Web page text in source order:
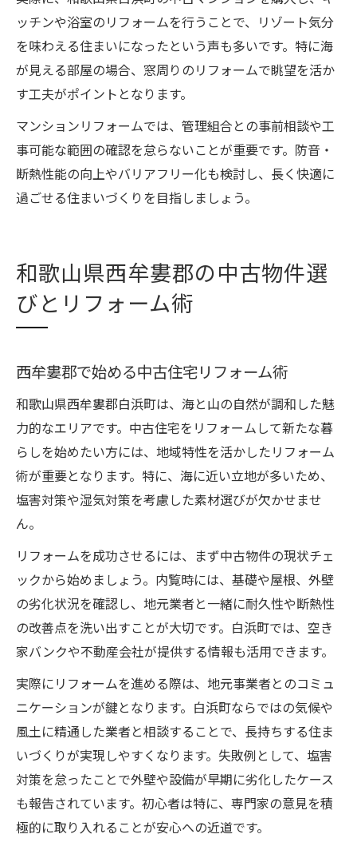
ッチンや浴室のリフォームを行うことで、リゾート気分
を味わえる住まいになったという声も多いです。特に海
が見える部屋の場合、窓周りのリフォームで眺望を活か
す工夫がポイントとなります。
マンションリフォームでは、管理組合との事前相談や工
事可能な範囲の確認を怠らないことが重要です。防音・
断熱性能の向上やバリアフリー化も検討し、長く快適に
過ごせる住まいづくりを目指しましょう。
和歌山県西牟婁郡の中古物件選
びとリフォーム術
西牟婁郡で始める中古住宅リフォーム術
和歌山県西牟婁郡白浜町は、海と山の自然が調和した魅
力的なエリアです。中古住宅をリフォームして新たな暮
らしを始めたい方には、地域特性を活かしたリフォーム
術が重要となります。特に、海に近い立地が多いため、
塩害対策や湿気対策を考慮した素材選びが欠かせませ
ん。
リフォームを成功させるには、まず中古物件の現状チェ
ックから始めましょう。内覧時には、基礎や屋根、外壁
の劣化状況を確認し、地元業者と一緒に耐久性や断熱性
の改善点を洗い出すことが大切です。白浜町では、空き
家バンクや不動産会社が提供する情報も活用できます。
実際にリフォームを進める際は、地元事業者とのコミュ
ニケーションが鍵となります。白浜町ならではの気候や
風土に精通した業者と相談することで、長持ちする住ま
いづくりが実現しやすくなります。失敗例として、塩害
対策を怠ったことで外壁や設備が早期に劣化したケース
も報告されています。初心者は特に、専門家の意見を積
極的に取り入れることが安心への近道です。